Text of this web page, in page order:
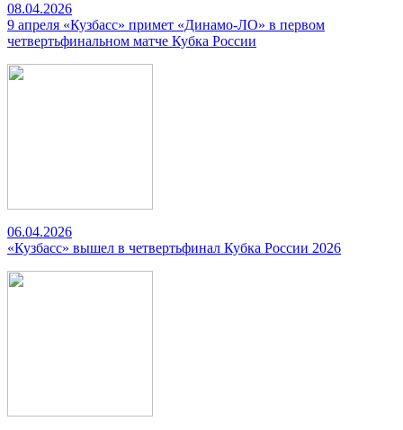
08.04.2026
9 апреля «Кузбасс» примет «Динамо-ЛО» в первом
четвертьфинальном матче Кубка России
06.04.2026
«Кузбасс» вышел в четвертьфинал Кубка России 2026